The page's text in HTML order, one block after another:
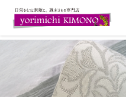
ホーム 帯 本場 博多織・八寸名古屋帯